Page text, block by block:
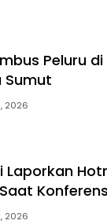
Peluru
Sumut
2026
Laporkan
2026